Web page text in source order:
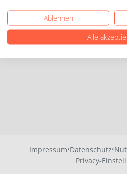
Impressum·Datenschutz·
Privacy-
Ablehnen
Alle